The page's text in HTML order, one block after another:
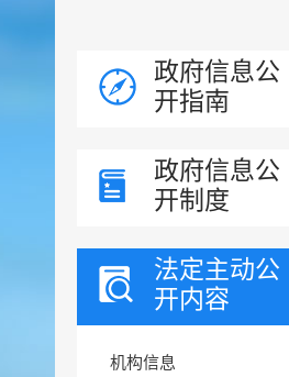
政府信息公
开指南
政府信息公
开制度
法定主动公
开内容
机构信息